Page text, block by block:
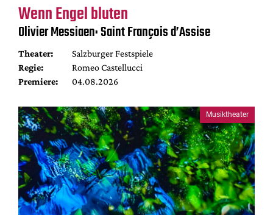
Wenn Engel bluten
Olivier Messiaen: Saint François d’Assise
Theater:
Salzburger Festspiele
Regie:
Romeo Castellucci
Premiere:
04.08.2026
Musiktheater